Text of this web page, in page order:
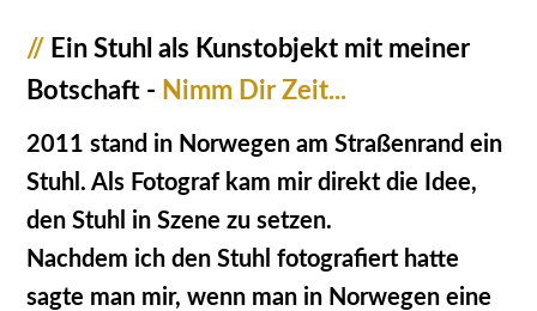
// Ein Stuhl als Kunstobjekt mit meiner
Botschaft - Nimm Dir Zeit...
2011 stand in Norwegen am Straßenrand ein
Stuhl. Als Fotograf kam mir direkt die Idee,
den Stuhl in Szene zu setzen.
Nachdem ich den Stuhl fotografiert hatte
sagte man mir, wenn man in Norwegen eine